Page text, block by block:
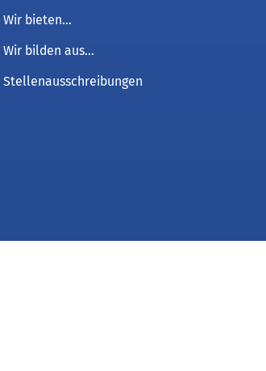
Wir bieten...
Wir bilden aus...
Stellenausschreibungen